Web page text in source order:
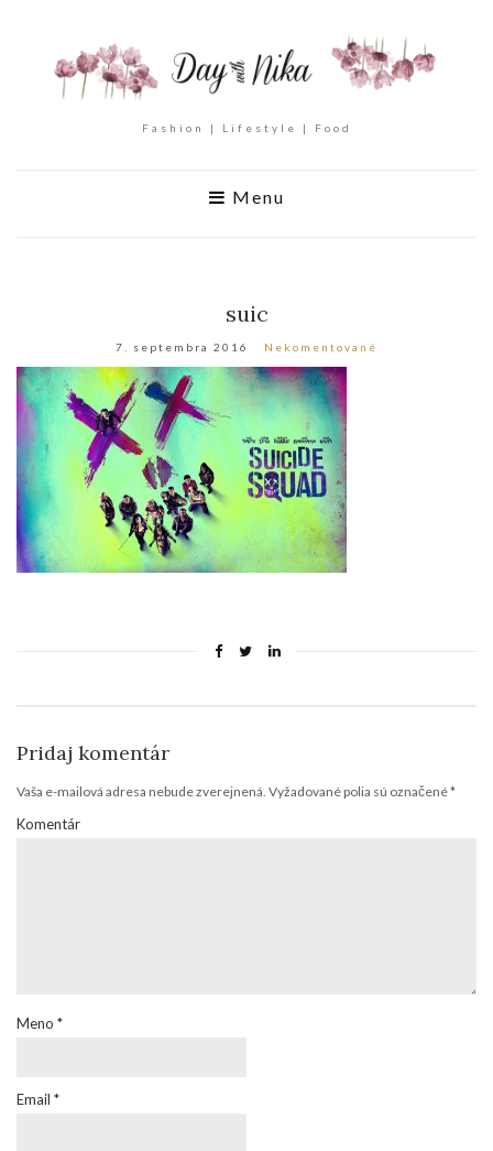
Fashion | Lifestyle | Food
Menu
suic
7. septembra 2016 Nekomentované
Pridaj komentár
Vaša e-mailová adresa nebude zverejnená. Vyžadované polia sú označené*
Komentár
Meno *
Email *